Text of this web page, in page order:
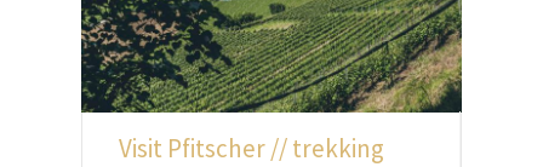
Visit Pfitscher // trekking